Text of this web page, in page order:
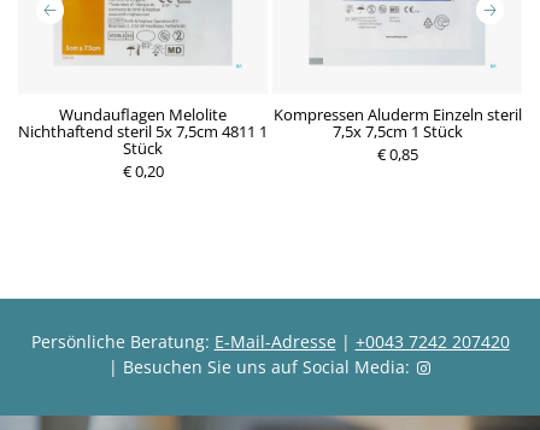
Wundauflagen Melolite
Nichthaftend steril 5x 7,5cm 4811 1
Stück
€ 0,20
Kompressen Aluderm Einzeln steril
7,5x 7,5cm 1 Stück
€ 0,85
Persönliche Beratung: E-Mail-Adresse | +0043 7242 207420
| Besuchen Sie uns auf Social Media: